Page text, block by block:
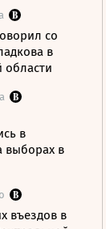
со
в
области
в
выборах в
въездов в